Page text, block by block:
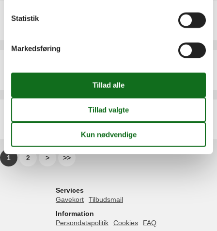
Emne nr.:306-ES9746.185.2
Ferielejlighed - 4 personer - 03560 - El Campello/Villajoyosa
Emne nr.:306-ES9746.300.1
Emne nr.:306-ES9746.430.2
1 2 > >>
Services
Gavekort
Tilbudsmail
Information
Persondatapolitik
Cookies FAQ
Statistik
Markedsføring